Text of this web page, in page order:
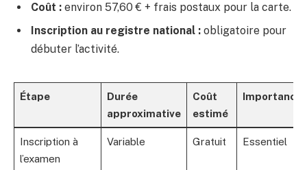
Coût : environ 57,60 € + frais postaux pour la carte.
Inscription au registre national : obligatoire pour
débuter l’activité.
Étape
Durée
approximative
Coût
estimé
Importance
Inscription à
l’examen
Variable Gratuit Essentiel